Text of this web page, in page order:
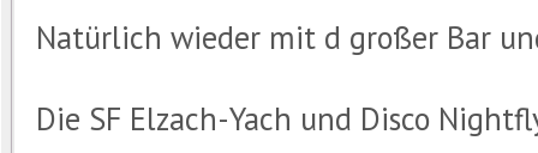
Natürlich wieder mit d großer Bar
Die SF Elzach-Yach und Disco